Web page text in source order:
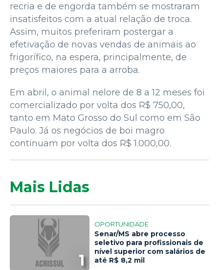
recria e de engorda também se mostraram
insatisfeitos com a atual relação de troca.
Assim, muitos preferiram postergar a
efetivação de novas vendas de animais ao
frigorífico, na espera, principalmente, de
preços maiores para a arroba.
Em abril, o animal nelore de 8 a 12 meses foi
comercializado por volta dos R$ 750,00,
tanto em Mato Grosso do Sul como em São
Paulo. Já os negócios de boi magro
continuam por volta dos R$ 1.000,00.
Mais Lidas
1
OPORTUNIDADE
Senar/MS abre processo
seletivo para profissionais de
nível superior com salários de
até R$ 8,2 mil